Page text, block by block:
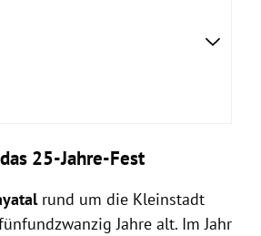
25-Jahre-Fest
rund um die Kleinstadt
Jahre alt. Im Jahr